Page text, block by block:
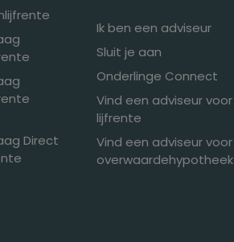
Direct
Ik ben een adviseur
Sluit je aan
Onderlinge Connect
Vind een adviseur voor
lijfrente
Vind een adviseur voor
overwaardehypotheek